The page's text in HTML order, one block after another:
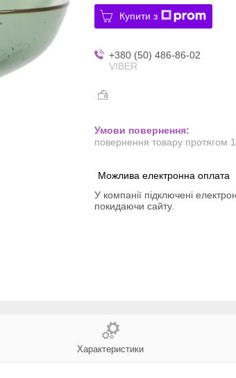
Купити з
+380 (50) 486-86-02
VIBER
повернення товару протягом
У компанії підключені
покидаючи сайту.
Характеристики